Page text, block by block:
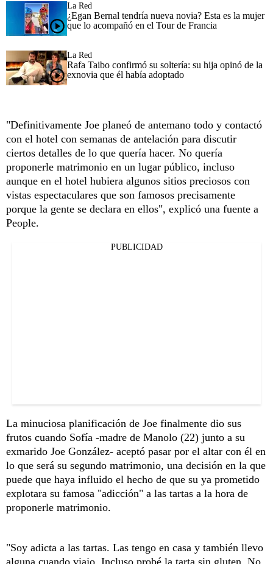
La Red
¿Egan Bernal tendría nueva novia? Esta es la mujer
que lo acompañó en el Tour de Francia
La Red
Rafa Taibo confirmó su soltería: su hija opinó de la
exnovia que él había adoptado
"Definitivamente Joe planeó de antemano todo y contactó
con el hotel con semanas de antelación para discutir
ciertos detalles de lo que quería hacer. No quería
proponerle matrimonio en un lugar público, incluso
aunque en el hotel hubiera algunos sitios preciosos con
vistas espectaculares que son famosos precisamente
porque la gente se declara en ellos", explicó una fuente a
People.
PUBLICIDAD
La minuciosa planificación de Joe finalmente dio sus
frutos cuando Sofía -madre de Manolo (22) junto a su
exmarido Joe González- aceptó pasar por el altar con él en
lo que será su segundo matrimonio, una decisión en la que
puede que haya influido el hecho de que su ya prometido
explotara su famosa "adicción" a las tartas a la hora de
proponerle matrimonio.
"Soy adicta a las tartas. Las tengo en casa y también llevo
alguna cuando viajo. Incluso probé la tarta sin gluten. No